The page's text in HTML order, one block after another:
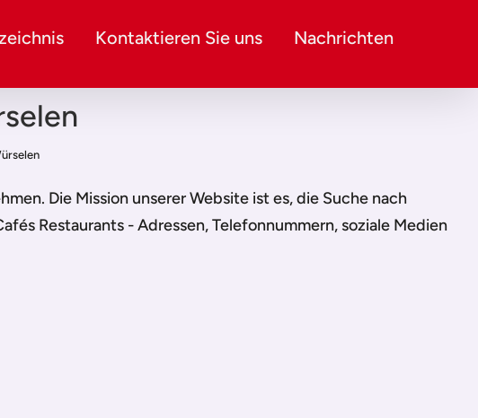
Kontaktieren Sie uns Nachrichten
Die Mission unserer Website ist es, die Suche nach
Restaurants - Adressen, Telefonnummern, soziale Medien